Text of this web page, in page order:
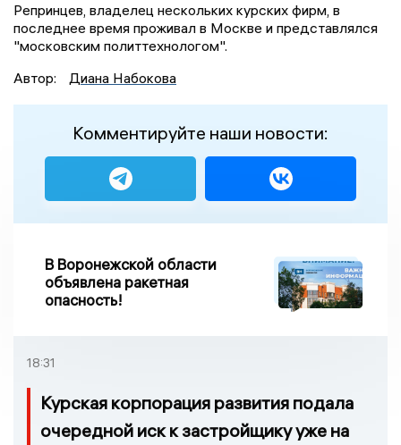
Репринцев, владелец нескольких курских фирм, в
последнее время проживал в Москве и представлялся
"московским политтехнологом".
Автор:
Диана Набокова
Комментируйте наши новости:
В Воронежской области
объявлена ракетная
опасность!
18:31
Курская корпорация развития подала
очередной иск к застройщику уже на